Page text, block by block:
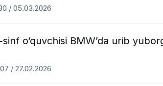
/ 05.03.2026
o‘quvchisi BMW’da urib
/ 27.02.2026